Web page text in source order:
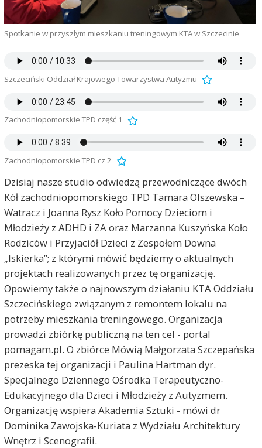
Spotkanie w przyszłym mieszkaniu treningowym KTA w Szczecinie
Szczeciński Oddział Krajowego Towarzystwa Autyzmu
Zachodniopomorskie TPD część 1
Zachodniopomorskie TPD cz 2
Dzisiaj nasze studio odwiedzą przewodniczące dwóch
Kół zachodniopomorskiego TPD Tamara Olszewska –
Watracz i Joanna Rysz Koło Pomocy Dzieciom i
Młodzieży z ADHD i ZA oraz Marzanna Kuszyńska Koło
Rodziców i Przyjaciół Dzieci z Zespołem Downa
„Iskierka”; z którymi mówić będziemy o aktualnych
projektach realizowanych przez tę organizację.
Opowiemy także o najnowszym działaniu KTA Oddziału
Szczecińskiego związanym z remontem lokalu na
potrzeby mieszkania treningowego. Organizacja
prowadzi zbiórkę publiczną na ten cel - portal
pomagam.pl. O zbiórce Mówią Małgorzata Szczepańska
prezeska tej organizacji i Paulina Hartman dyr.
Specjalnego Dziennego Ośrodka Terapeutyczno-
Edukacyjnego dla Dzieci i Młodzieży z Autyzmem.
Organizację wspiera Akademia Sztuki - mówi dr
Dominika Zawojska-Kuriata z Wydziału Architektury
Wnętrz i Scenografii.